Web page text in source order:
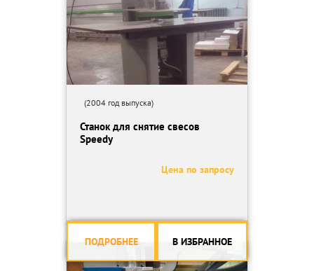
Габариты станка (Д х Ш х В), мм
1470х990х960
(2004 год выпуска)
Станок для снятие свесов
Speedy
Цена по запросу
ПОДРОБНЕЕ В ИЗБРАННОЕ